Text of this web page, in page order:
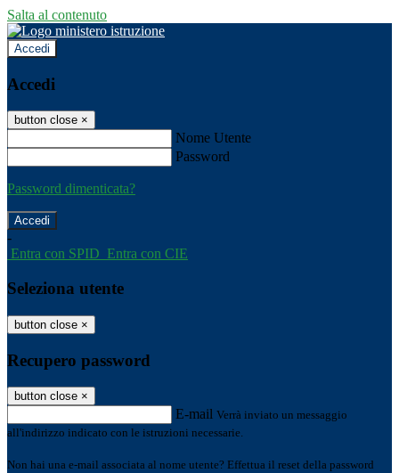
Salta al contenuto
Accedi
Accedi
button close ×
Nome Utente
Password
Password dimenticata?
-
Entra con SPID Entra con CIE
Seleziona utente
button close ×
Recupero password
button close ×
E-mail Verrà inviato un messaggio
all'indirizzo indicato con le istruzioni necessarie.
Non hai una e-mail associata al nome utente? Effettua il reset della password